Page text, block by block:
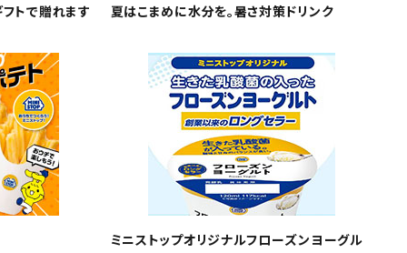
トで贈れます 夏はこまめに水分を。暑さ対策ドリンク
ミニストップオリジナルフローズンヨーグル